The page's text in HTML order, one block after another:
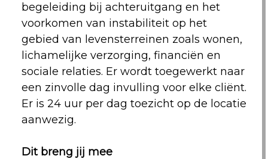
begeleiding bij achteruitgang en het
voorkomen van instabiliteit op het
gebied van levensterreinen zoals wonen,
lichamelijke verzorging, financiën en
sociale relaties. Er wordt toegewerkt naar
een zinvolle dag invulling voor elke cliënt.
Er is 24 uur per dag toezicht op de locatie
aanwezig.
Dit breng jij mee